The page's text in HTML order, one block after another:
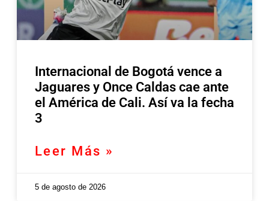
Internacional de Bogotá vence a
Jaguares y Once Caldas cae ante
el América de Cali. Así va la fecha
3
Leer Más »
5 de agosto de 2026